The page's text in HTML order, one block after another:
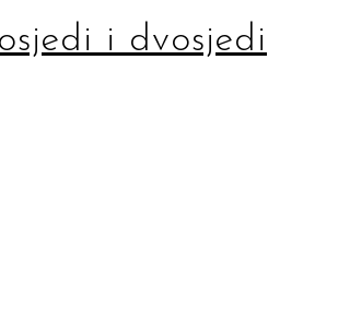
i dvosjedi